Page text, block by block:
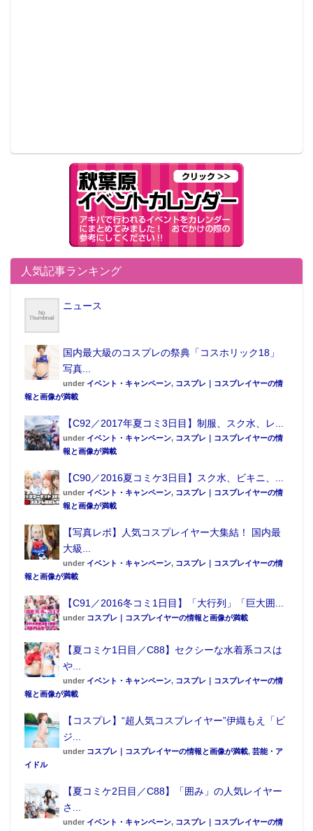
人気記事ランキング
ニュース
国内最大級のコスプレの祭典「コスホリック18」
写真...
under イベント・キャンペーン, コスプレ｜コスプレイヤーの情
報と画像が満載
【C92／2017年夏コミ3日目】制服、スク水、レ...
under イベント・キャンペーン, コスプレ｜コスプレイヤーの情
報と画像が満載
【C90／2016夏コミケ3日目】スク水、ビキニ、...
under イベント・キャンペーン, コスプレ｜コスプレイヤーの情
報と画像が満載
【写真レポ】人気コスプレイヤー大集結！ 国内最
大級...
under イベント・キャンペーン, コスプレ｜コスプレイヤーの情
報と画像が満載
【C91／2016冬コミ1日目】「大行列」「巨大囲...
under コスプレ｜コスプレイヤーの情報と画像が満載
【夏コミケ1日目／C88】セクシーな水着系コスは
や...
under イベント・キャンペーン, コスプレ｜コスプレイヤーの情
報と画像が満載
【コスプレ】“超人気コスプレイヤー”伊織もえ「ビ
ジ...
under コスプレ｜コスプレイヤーの情報と画像が満載, 芸能・ア
イドル
【夏コミケ2日目／C88】「囲み」の人気レイヤー
さ...
under イベント・キャンペーン, コスプレ｜コスプレイヤーの情